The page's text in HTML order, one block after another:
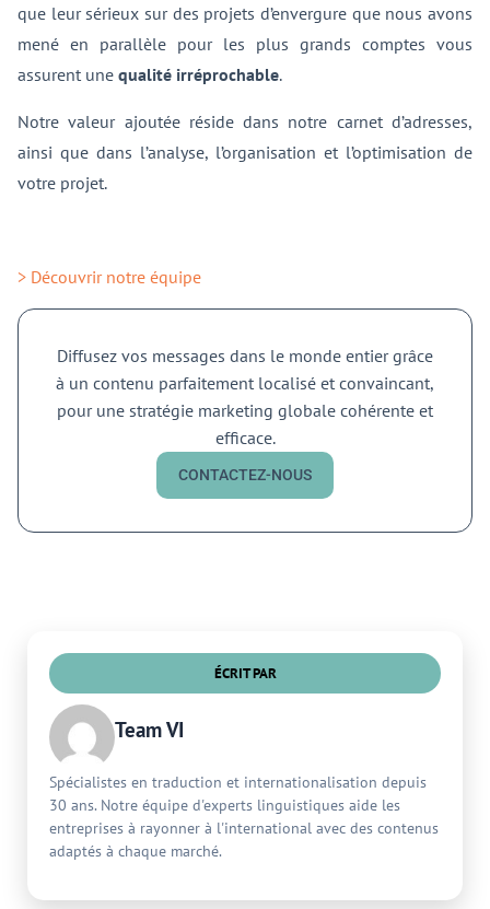
que leur sérieux sur des projets d’envergure que nous avons
mené en parallèle pour les plus grands comptes vous
assurent une qualité irréprochable.
Notre valeur ajoutée réside dans notre carnet d’adresses,
ainsi que dans l’analyse, l’organisation et l’optimisation de
votre projet.
> Découvrir notre équipe
Diffusez vos messages dans le monde entier grâce
à un contenu parfaitement localisé et convaincant,
pour une stratégie marketing globale cohérente et
efficace.
CONTACTEZ-NOUS
ÉCRIT PAR
Team VI
Spécialistes en traduction et internationalisation depuis
30 ans. Notre équipe d'experts linguistiques aide les
entreprises à rayonner à l'international avec des contenus
adaptés à chaque marché.